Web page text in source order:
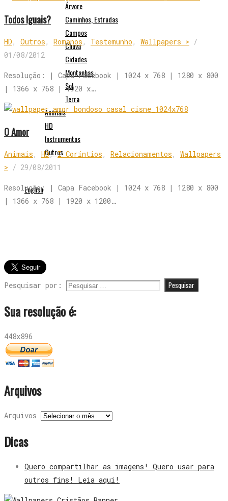
Árvore
Caminhos, Estradas
Campos
Chuva
Cidades
Montanhas
Sol
Terra
Animais
HD
Instrumentos
Outros
English
Todos Iguais?
HD , Outros , Romanos , Testemunho , Wallpapers > /
01/08/2012
Resolução: | Capa Facebook | 1024 x 768 | 1280 x 800
| 1366 x 768 | 1920 x…
O Amor
Animais , HD,I Coríntios , Relacionamentos , Wallpapers
> / 29/08/2011
Resolução: | Capa Facebook | 1024 x 768 | 1280 x 800
| 1366 x 768 | 1920 x 1200…
Pesquisar por:
Sua resolução é:
448x896
Arquivos
Arquivos
Dicas
Quero compartilhar as imagens! Quero usar para
outros fins! Leia aqui!